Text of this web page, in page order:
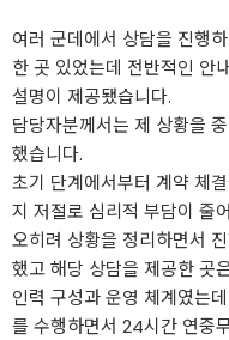
여러 군데에서 상담을 진행
한 곳 있었는데 전반적인 안
설명이 제공됐습니다.
담당자분께서는 제 상황을
했습니다.
초기 단계에서부터 계약 체
지 저절로 심리적 부담이 줄
오히려 상황을 정리하면서
했고 해당 상담을 제공한 곳
인력 구성과 운영 체계였는
를 수행하면서 24시간 연중